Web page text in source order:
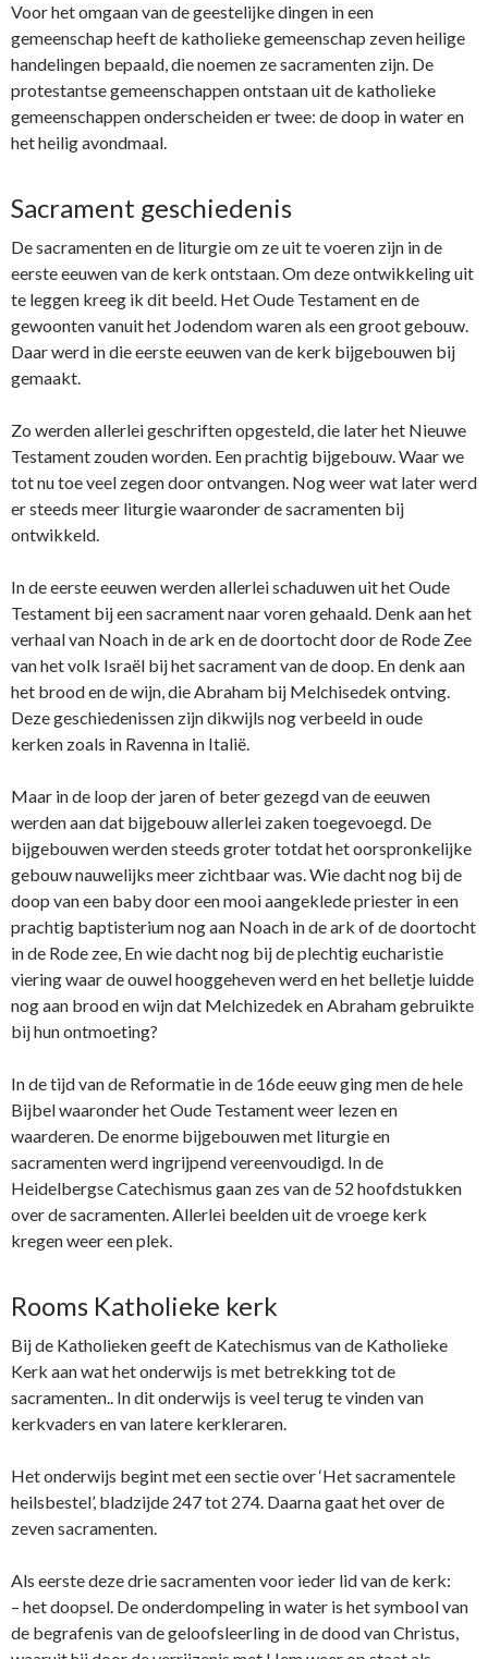
Voor het omgaan van de geestelijke dingen in een
gemeenschap heeft de katholieke gemeenschap zeven heilige
handelingen bepaald, die noemen ze sacramenten zijn. De
protestantse gemeenschappen ontstaan uit de katholieke
gemeenschappen onderscheiden er twee: de doop in water en
het heilig avondmaal.
Sacrament geschiedenis
De sacramenten en de liturgie om ze uit te voeren zijn in de
eerste eeuwen van de kerk ontstaan. Om deze ontwikkeling uit
te leggen kreeg ik dit beeld. Het Oude Testament en de
gewoonten vanuit het Jodendom waren als een groot gebouw.
Daar werd in die eerste eeuwen van de kerk bijgebouwen bij
gemaakt.
Zo werden allerlei geschriften opgesteld, die later het Nieuwe
Testament zouden worden. Een prachtig bijgebouw. Waar we
tot nu toe veel zegen door ontvangen. Nog weer wat later werd
er steeds meer liturgie waaronder de sacramenten bij
ontwikkeld.
In de eerste eeuwen werden allerlei schaduwen uit het Oude
Testament bij een sacrament naar voren gehaald. Denk aan het
verhaal van Noach in de ark en de doortocht door de Rode Zee
van het volk Israël bij het sacrament van de doop. En denk aan
het brood en de wijn, die Abraham bij Melchisedek ontving.
Deze geschiedenissen zijn dikwijls nog verbeeld in oude
kerken zoals in Ravenna in Italië.
Maar in de loop der jaren of beter gezegd van de eeuwen
werden aan dat bijgebouw allerlei zaken toegevoegd. De
bijgebouwen werden steeds groter totdat het oorspronkelijke
gebouw nauwelijks meer zichtbaar was. Wie dacht nog bij de
doop van een baby door een mooi aangeklede priester in een
prachtig baptisterium nog aan Noach in de ark of de doortocht
in de Rode zee, En wie dacht nog bij de plechtig eucharistie
viering waar de ouwel hooggeheven werd en het belletje luidde
nog aan brood en wijn dat Melchizedek en Abraham gebruikte
bij hun ontmoeting?
In de tijd van de Reformatie in de 16de eeuw ging men de hele
Bijbel waaronder het Oude Testament weer lezen en
waarderen. De enorme bijgebouwen met liturgie en
sacramenten werd ingrijpend vereenvoudigd. In de
Heidelbergse Catechismus gaan zes van de 52 hoofdstukken
over de sacramenten. Allerlei beelden uit de vroege kerk
kregen weer een plek.
Rooms Katholieke kerk
Bij de Katholieken geeft de Katechismus van de Katholieke
Kerk aan wat het onderwijs is met betrekking tot de
sacramenten.. In dit onderwijs is veel terug te vinden van
kerkvaders en van latere kerkleraren.
Het onderwijs begint met een sectie over ‘Het sacramentele
heilsbestel’, bladzijde 247 tot 274. Daarna gaat het over de
zeven sacramenten.
Als eerste deze drie sacramenten voor ieder lid van de kerk:
– het doopsel. De onderdompeling in water is het symbool van
de begrafenis van de geloofsleerling in de dood van Christus,